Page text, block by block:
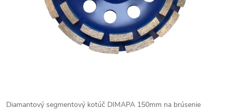
Diamantový segmentový kotúč DIMAPA 150mm na brúsenie